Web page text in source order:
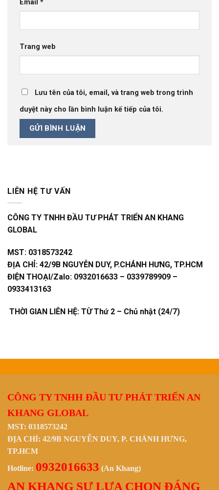
Email *
Trang web
Lưu tên của tôi, email, và trang web trong trình
duyệt này cho lần bình luận kế tiếp của tôi.
LIÊN HỆ TƯ VẤN
CÔNG TY TNHH ĐẦU TƯ PHÁT TRIỂN AN KHANG
GLOBAL
MST: 0318573242
ĐỊA CHỈ: 42/9B NGUYỄN DUY, P.CHÁNH HƯNG, TP.HCM
ĐIỆN THOẠI/Zalo: 0932016633 – 0339789909 –
0933413163
THỜI GIAN LIÊN HỆ: TỪ Thứ 2 – Chủ nhật (24/7)
CÔNG TY TNHH ĐẦU TƯ PHÁT TRIỂN AN
KHANG GLOBAL
MST: 0318573242
ĐỊA CHỈ: 42/9B NGUYỄN DUY, P. CHÁNH HƯNG,
TP.HCM
Hotline: 0932016633 (An Khang)
AN KHANG SỰ LỰA CHỌN ĐÁNG